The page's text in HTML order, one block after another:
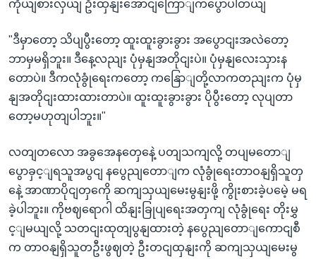
ကိုယျစားလှယျ ဦးထှနျးအောငျကြောျကပွောပါတယျ
"ဒီမှာတော့ သိပျပွီးတော့ ထူးထူးခွားခွား အပွောငျးအလဲတော့
ဘာမှမရှိဘူး။ ဒီနေ့လညျး ပုံမှနျအတိုငျးပဲ။ ပုံမှနျလေးသှားန
တောပဲ။ ဒီကလုံခွုံရေးကတော့ ကနြောျတို့လာကတညျးက ပုံမှ
နျအတိုငျးထားထားတာပဲ။ ထူးထူးခွားခွား ပိုပွီးတော့ လုပျတာ
တော့မဟုတျပါဘူး။"
လတျတလော အခွအေနတှေနေဲ့ ပတျသကျလို့ တပျမတောျ
ပွောခှင့ျရသူအပွငျ နပွေညျတောျက လုံခွုံရေးတာဝနျရှိသူတှ
နေဲ့ အာဏာပိုငျတှကေို ဆကျသှယျမေးမွနျးဖို့ ကွိုးစားခဲ့ပမေဲ့ မရ
ခဲ့ပါဘူး။ ကိုဗဈရောဂါ ထိနျးခြုပျရေးအတှကျ လုံခွုံရေး တိုးမွှ
င့ျမယျလို့ သတငျးထုတျပွနျထားတဲ့ နပွေညျတောျကောငျစီ
က တာဝနျရှိသူတဦးဖွဈတဲ့ ဦးတငျထှနျးကို ဆကျသှယျမေးမွ